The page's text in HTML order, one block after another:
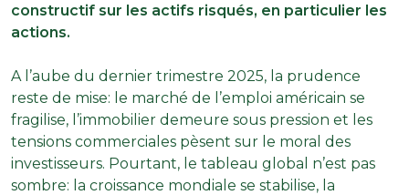
constructif sur les actifs risqués, en particulier les
actions.
A l’aube du dernier trimestre 2025, la prudence
reste de mise: le marché de l’emploi américain se
fragilise, l’immobilier demeure sous pression et les
tensions commerciales pèsent sur le moral des
investisseurs. Pourtant, le tableau global n’est pas
sombre: la croissance mondiale se stabilise, la